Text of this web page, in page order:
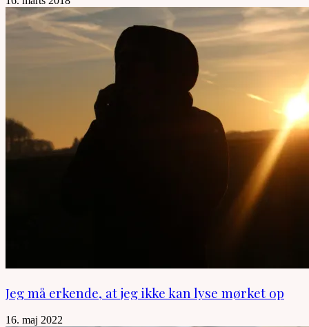
Jeg må erkende, at jeg ikke kan lyse mørket op
16. maj 2022